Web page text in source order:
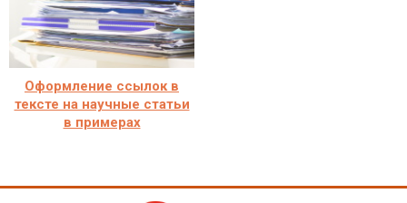
Оформление ссылок в
тексте на научные статьи
в примерах